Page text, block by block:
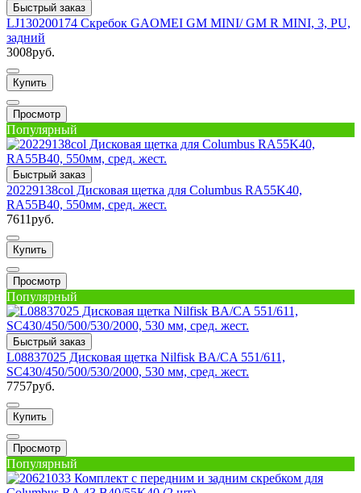
Быстрый заказ
LJ130200174 Скребок GAOMEI GM MINI/ GM R MINI, 3, PU,
задний
3008руб.
Купить
Просмотр
Популярный
Быстрый заказ
20229138col Дисковая щетка для Columbus RA55K40,
RA55B40, 550мм, сред. жест.
7611руб.
Купить
Просмотр
Популярный
Быстрый заказ
L08837025 Дисковая щетка Nilfisk BA/CA 551/611,
SC430/450/500/530/2000, 530 мм, сред. жест.
7757руб.
Купить
Просмотр
Популярный